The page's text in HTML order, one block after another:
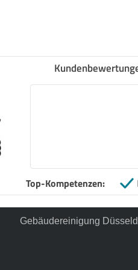
Top-Kompetenzen:
Gebäudereinigung